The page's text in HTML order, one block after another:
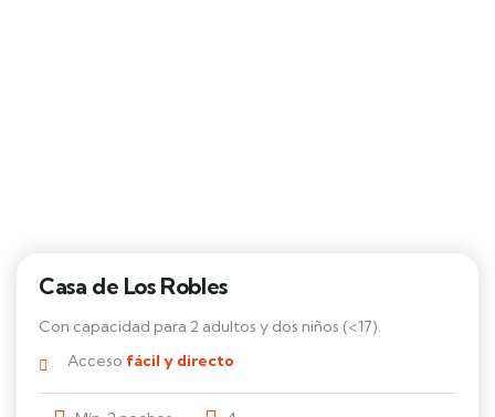
Casa de Los Robles
Con capacidad para 2 adultos y dos niños (<17).
Acceso fácil y directo